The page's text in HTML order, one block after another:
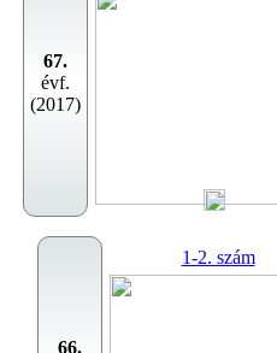
67.
évf.
(2017)
66.
1-2. szám